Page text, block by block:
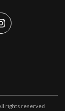
rights reserved